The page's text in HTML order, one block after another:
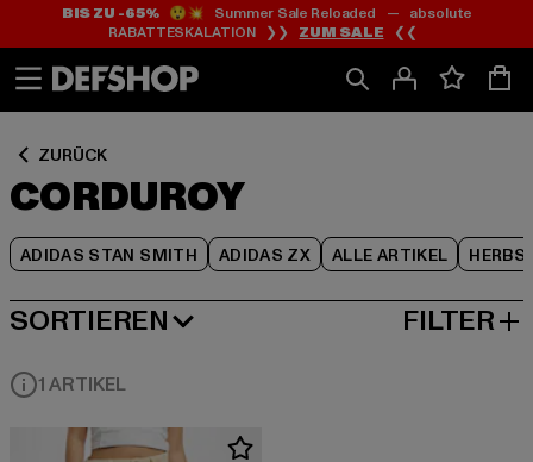
Zum
Inhalt
springen
Zum
Fußzeile
springen
BIS ZU -65%😲💥 Summer Sale Reloaded — absolute
RABATTESKALATION ❯❯ ZUM SALE ❮❮
ZURÜCK
CORDUROY
ADIDAS STAN SMITH ADIDAS ZX ALLE ARTIKEL
Zum
Produktraster
springen
SORTIEREN
BELIEBTESTE FILTER
1 ARTIKEL